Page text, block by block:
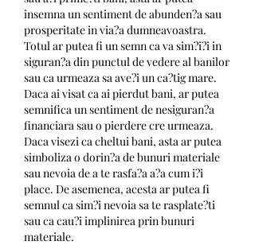
insemna un sentiment de abunden?a sau
prosperitate in via?a dumneavoastra.
Totul ar putea fi un semn ca va sim?i?i in
siguran?a din punctul de vedere al banilor
sau ca urmeaza sa ave?i un ca?tig mare.
Daca ai visat ca ai pierdut bani, ar putea
semnifica un sentiment de nesiguran?a
financiara sau o pierdere cre urmeaza.
Daca visezi ca cheltui bani, asta ar putea
simboliza o dorin?a de bunuri materiale
sau nevoia de a te rasfa?a a?a cum i?i
place. De asemenea, acesta ar putea fi
semnul ca sim?i nevoia sa te rasplate?ti
sau ca cau?i implinirea prin bunuri
materiale.